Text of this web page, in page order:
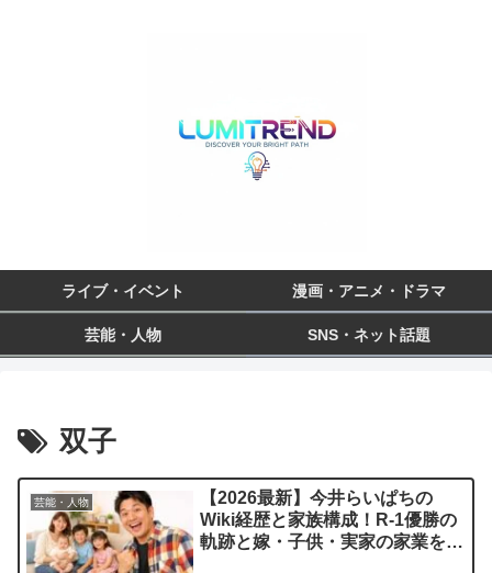
ライブ・イベント 漫画・アニメ・ドラマ
芸能・人物 SNS・ネット話題
双子
芸能・人物
【2026最新】今井らいぱちの
Wiki経歴と家族構成！R-1優勝の
軌跡と嫁・子供・実家の家業を徹